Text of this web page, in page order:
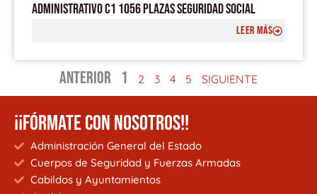
ADMINISTRATIVO C1 1056 PLAZAS SEGURIDAD SOCIAL
LEER MÁS
ANTERIOR 1 2 3 4 5 SIGUIENTE
¡¡FÓRMATE CON NOSOTROS!!
Administración General del Estado
Cuerpos de Seguridad y Fuerzas Armadas
Cabildos y Ayuntamientos